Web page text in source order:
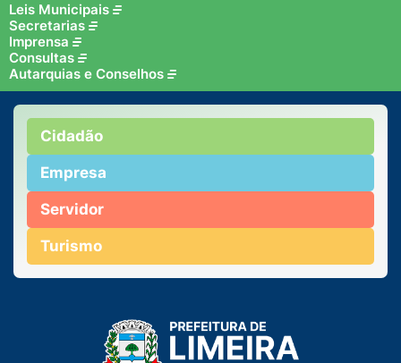
Leis Municipais
Secretarias
Imprensa
Consultas
Autarquias e Conselhos
Cidadão
Empresa
Servidor
Turismo